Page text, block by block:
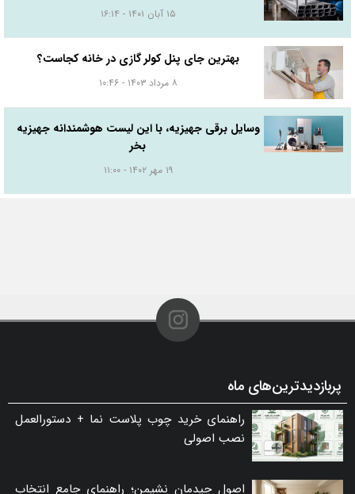
۱۵ آبان ۱۴۰۱ - ۱۶:۱۴
بهترین جای پنل کولر گازی در خانه کجاست؟
وسایل برقی جهیزیه، با این لیست هوشمندانه جهیزیه
بخر
پربازدیدترین‌های ماه
راهنمای خرید چوب پلاست نما + دستورالعمل
نصب اصولی
اصول چیدمان نشیمن؛ راهنمای جامع انتخاب